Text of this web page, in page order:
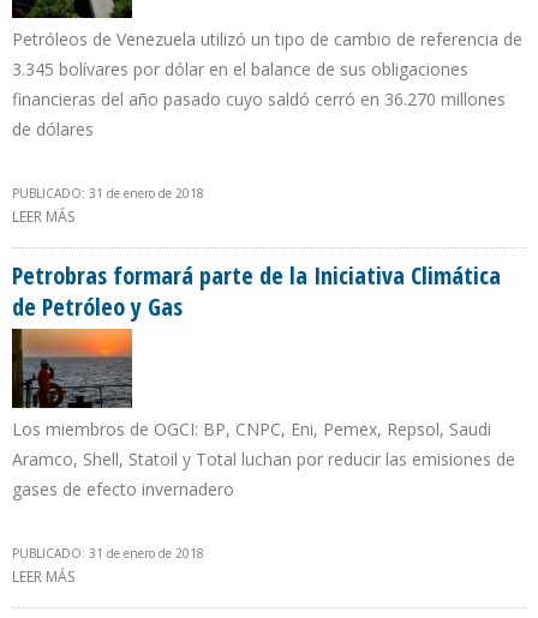
Petróleos de Venezuela utilizó un tipo de cambio de referencia de
3.345 bolívares por dólar en el balance de sus obligaciones
financieras del año pasado cuyo saldó cerró en 36.270 millones
de dólares
PUBLICADO: 31 de enero de 2018
LEER MÁS
Petrobras formará parte de la Iniciativa Climática
de Petróleo y Gas
Los miembros de OGCI: BP, CNPC, Eni, Pemex, Repsol, Saudi
Aramco, Shell, Statoil y Total luchan por reducir las emisiones de
gases de efecto invernadero
PUBLICADO: 31 de enero de 2018
LEER MÁS